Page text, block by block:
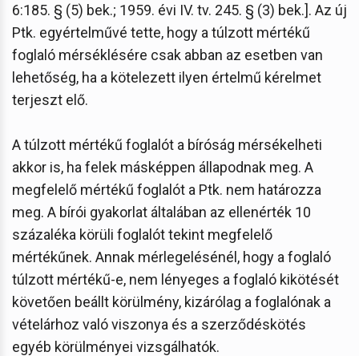
6:185. § (5) bek.; 1959. évi IV. tv. 245. § (3) bek.]. Az új
Ptk. egyértelművé tette, hogy a túlzott mértékű
foglaló mérséklésére csak abban az esetben van
lehetőség, ha a kötelezett ilyen értelmű kérelmet
terjeszt elő.
A túlzott mértékű foglalót a bíróság mérsékelheti
akkor is, ha felek másképpen állapodnak meg. A
megfelelő mértékű foglalót a Ptk. nem határozza
meg. A bírói gyakorlat általában az ellenérték 10
százaléka körüli foglalót tekint megfelelő
mértékűnek. Annak mérlegelésénél, hogy a foglaló
túlzott mértékű-e, nem lényeges a foglaló kikötését
követően beállt körülmény, kizárólag a foglalónak a
vételárhoz való viszonya és a szerződéskötés
egyéb körülményei vizsgálhatók.